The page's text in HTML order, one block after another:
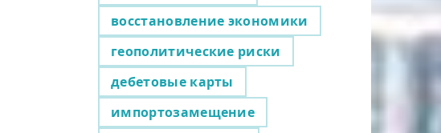
восстановление экономики
геополитические риски
дебетовые карты
импортозамещение